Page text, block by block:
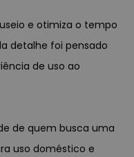
e otimiza o tempo
detalhe foi pensado
de uso ao
de quem busca uma
uso doméstico e